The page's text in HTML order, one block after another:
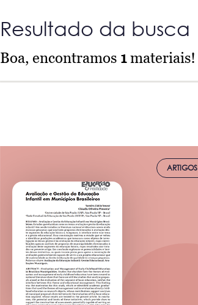
Resultado da busca
Boa, encontramos 1materiais!
ARTIGOS